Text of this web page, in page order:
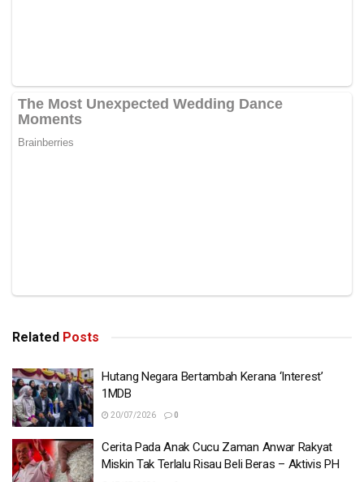
Related Posts
Hutang Negara Bertambah Kerana ‘Interest’
1MDB
20/07/2026 0
Cerita Pada Anak Cucu Zaman Anwar Rakyat
Miskin Tak Terlalu Risau Beli Beras – Aktivis PH